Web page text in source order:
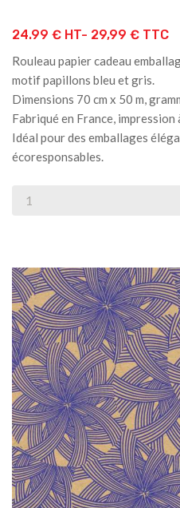
24.99 € HT- 29,99 € TTC
Rouleau papier cadeau
motif papillons bleu et gris.
Dimensions 70 cm x 50 m,
Fabriqué en France, impression
Idéal pour des emballages
écoresponsables.